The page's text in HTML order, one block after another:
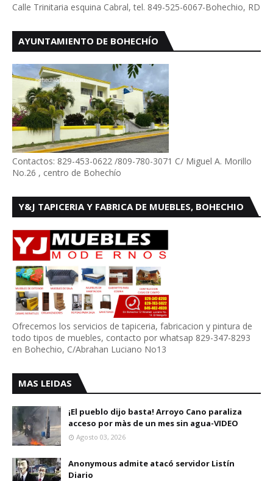
Calle Trinitaria esquina Cabral, tel. 849-525-6067-Bohechio, RD
AYUNTAMIENTO DE BOHECHÍO
Contactos: 829-453-0622 /809-780-3071 C/ Miguel A. Morillo
No.26 , centro de Bohechío
Y&J TAPICERIA Y FABRICA DE MUEBLES, BOHECHIO
Ofrecemos los servicios de tapiceria, fabricacion y pintura de
todo tipos de muebles, contacto por whatsap 829-347-8293
en Bohechio, C/Abrahan Luciano No13
MAS LEIDAS
¡El pueblo dijo basta! Arroyo Cano paraliza
acceso por màs de un mes sin agua-VIDEO
Agosto 03, 2026
Anonymous admite atacó servidor Listín
Diario